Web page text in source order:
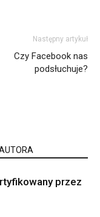
Następny artykuł
Czy Facebook nas
podsłuchuje?
przez